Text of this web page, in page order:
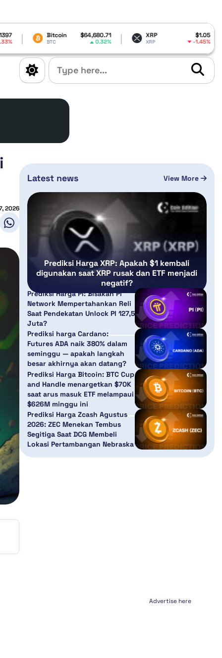
$64,680.71
0.32%
XRP $1.05
XRP -1.45%
Dogecoin
DOGE
2026
Latest news View More
Prediksi Harga XRP: Apakah $1 kembali
digunakan saat XRP rusak dan ETF menjadi
negatif?
Prediksi Harga PI: Bisakah Pi
Network Mempertahankan Reli
Saat Pendekatan Unlock PI 127,5
Juta?
Prediksi harga Cardano:
Futures ADA naik 380% dalam
seminggu — apakah langkah
besar akhirnya akan datang?
Prediksi Harga Bitcoin: BTC Cup
and Handle menargetkan $70K
saat arus masuk ETF melampaui
$626M minggu ini
Prediksi Harga Zcash Agustus
2026: ZEC Menekan Tembus
Segitiga Saat DCG Membeli
Lokasi Pertambangan Nebraska
Advertise here